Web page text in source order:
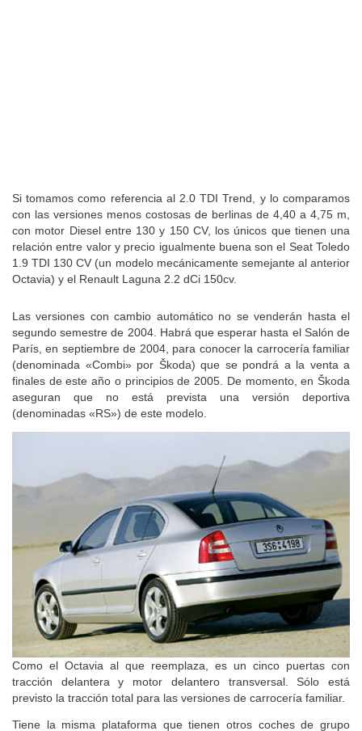
Si tomamos como referencia al 2.0 TDI Trend, y lo comparamos
con las versiones menos costosas de berlinas de 4,40 a 4,75 m,
con motor Diesel entre 130 y 150 CV, los únicos que tienen una
relación entre valor y precio igualmente buena son el Seat Toledo
1.9 TDI 130 CV (un modelo mecánicamente semejante al anterior
Octavia) y el Renault Laguna 2.2 dCi 150cv.
Las versiones con cambio automático no se venderán hasta el
segundo semestre de 2004. Habrá que esperar hasta el Salón de
París, en septiembre de 2004, para conocer la carrocería familiar
(denominada «Combi» por Škoda) que se pondrá a la venta a
finales de este año o principios de 2005. De momento, en Škoda
aseguran que no está prevista una versión deportiva
(denominadas «RS») de este modelo.
Como el Octavia al que reemplaza, es un cinco puertas con
tracción delantera y motor delantero transversal. Sólo está
previsto la tracción total para las versiones de carrocería familiar.
Tiene la misma plataforma que tienen otros coches de grupo